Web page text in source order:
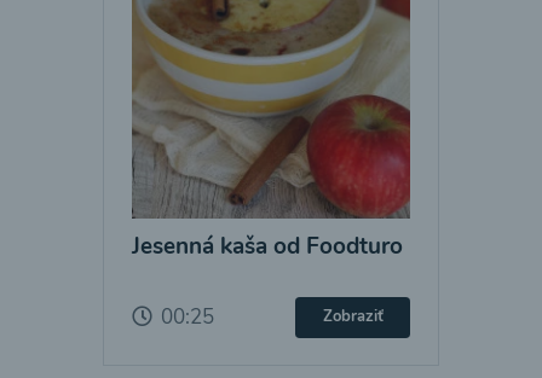
Jesenná kaša od Foodturo
00:25 Zobraziť